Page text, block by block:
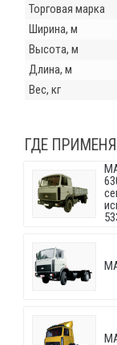
Торговая марка
Ширина, м
Высота, м
Длина, м
Вес, кг
ГДЕ